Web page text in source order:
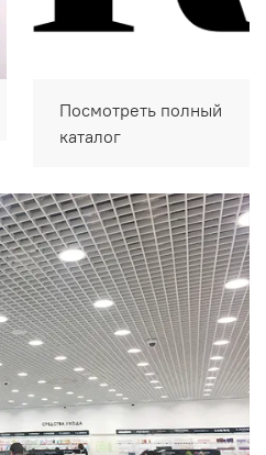
Посмотреть полный
каталог